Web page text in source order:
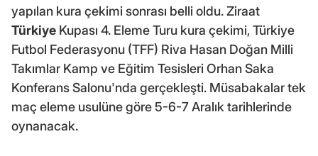
yapılan kura çekimi sonrası belli oldu. Ziraat
Türkiye Kupası 4. Eleme Turu kura çekimi, Türkiye
Futbol Federasyonu (TFF) Riva Hasan Doğan Milli
Takımlar Kamp ve Eğitim Tesisleri Orhan Saka
Konferans Salonu'nda gerçekleşti. Müsabakalar tek
maç eleme usulüne göre 5-6-7 Aralık tarihlerinde
oynanacak.